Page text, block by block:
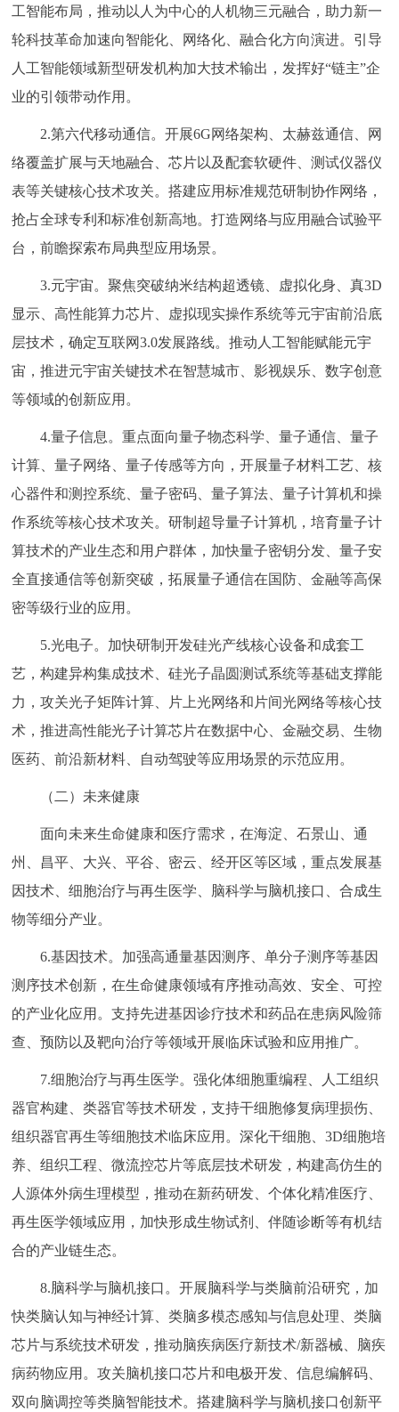
工智能布局，推动以人为中心的人机物三元融合，助力新一
轮科技革命加速向智能化、网络化、融合化方向演进。引导
人工智能领域新型研发机构加大技术输出，发挥好“链主”企
业的引领带动作用。
2.第六代移动通信。开展6G网络架构、太赫兹通信、网
络覆盖扩展与天地融合、芯片以及配套软硬件、测试仪器仪
表等关键核心技术攻关。搭建应用标准规范研制协作网络，
抢占全球专利和标准创新高地。打造网络与应用融合试验平
台，前瞻探索布局典型应用场景。
3.元宇宙。聚焦突破纳米结构超透镜、虚拟化身、真3D
显示、高性能算力芯片、虚拟现实操作系统等元宇宙前沿底
层技术，确定互联网3.0发展路线。推动人工智能赋能元宇
宙，推进元宇宙关键技术在智慧城市、影视娱乐、数字创意
等领域的创新应用。
4.量子信息。重点面向量子物态科学、量子通信、量子
计算、量子网络、量子传感等方向，开展量子材料工艺、核
心器件和测控系统、量子密码、量子算法、量子计算机和操
作系统等核心技术攻关。研制超导量子计算机，培育量子计
算技术的产业生态和用户群体，加快量子密钥分发、量子安
全直接通信等创新突破，拓展量子通信在国防、金融等高保
密等级行业的应用。
5.光电子。加快研制开发硅光产线核心设备和成套工
艺，构建异构集成技术、硅光子晶圆测试系统等基础支撑能
力，攻关光子矩阵计算、片上光网络和片间光网络等核心技
术，推进高性能光子计算芯片在数据中心、金融交易、生物
医药、前沿新材料、自动驾驶等应用场景的示范应用。
（二）未来健康
面向未来生命健康和医疗需求，在海淀、石景山、通
州、昌平、大兴、平谷、密云、经开区等区域，重点发展基
因技术、细胞治疗与再生医学、脑科学与脑机接口、合成生
物等细分产业。
6.基因技术。加强高通量基因测序、单分子测序等基因
测序技术创新，在生命健康领域有序推动高效、安全、可控
的产业化应用。支持先进基因诊疗技术和药品在患病风险筛
查、预防以及靶向治疗等领域开展临床试验和应用推广。
7.细胞治疗与再生医学。强化体细胞重编程、人工组织
器官构建、类器官等技术研发，支持干细胞修复病理损伤、
组织器官再生等细胞技术临床应用。深化干细胞、3D细胞培
养、组织工程、微流控芯片等底层技术研发，构建高仿生的
人源体外病生理模型，推动在新药研发、个体化精准医疗、
再生医学领域应用，加快形成生物试剂、伴随诊断等有机结
合的产业链生态。
8.脑科学与脑机接口。开展脑科学与类脑前沿研究，加
快类脑认知与神经计算、类脑多模态感知与信息处理、类脑
芯片与系统技术研发，推动脑疾病医疗新技术/新器械、脑疾
病药物应用。攻关脑机接口芯片和电极开发、信息编解码、
双向脑调控等类脑智能技术。搭建脑科学与脑机接口创新平